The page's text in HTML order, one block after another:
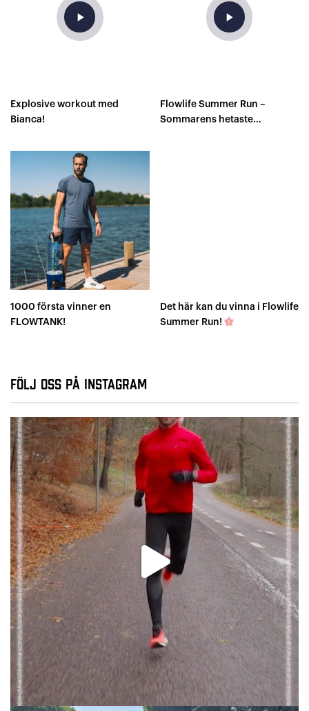
play_arrow
Explosive workout med
Bianca!
play_arrow
Flowlife Summer Run –
Sommarens hetaste
1000 första vinner en
FLOWTANK!
Det här kan du vinna i Flowlife
Summer Run!
Följ oss på Instagram